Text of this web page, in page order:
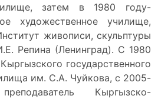
затем в 1980 году-
художественное училище,
живописи, скульптуры
Репина (Ленинград). С 1980
государственного
им. С.А. Чуйкова, с 2005-
Кыргызско-